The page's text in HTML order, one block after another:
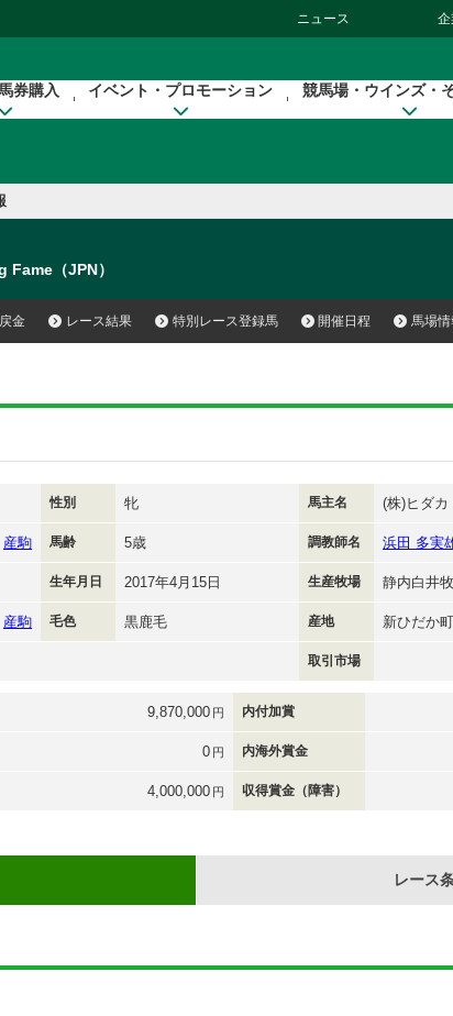
ニュース 企
券購入 イベント・プロモーション 競馬場・ウインズ・
Fame（JPN）
金 レース結果 特別レース登録馬 開催日程 馬場情
性別 牝 馬主名 (株)ヒダカ
産駒 馬齢 5歳 調教師名 浜田 多実
生年月日 2017年4月15日 生産牧場 静内白井
産駒 毛色 黒鹿毛 産地 新ひだか町
取引市場
9,870,000 円 内付加賞
0 円 内海外賞金
4,000,000 円 収得賞金（障害）
レース